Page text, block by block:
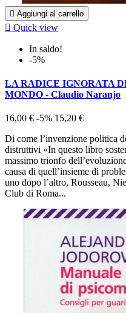
 Aggiungi al carrello
 Quick view
In saldo!
-5%
LA RADICE IGNORATA
MONDO - Claudio Naranjo
16,00 € -5% 15,20 €
Di come l’invenzione politica
distruttivi «In questo libro
massimo trionfo
causa di quell’insieme di
uno dopo l’altro, Rousseau,
Club di Roma...